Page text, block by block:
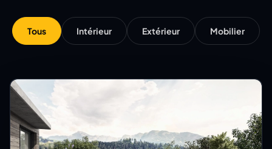
Tous Intérieur Extérieur Mobilier